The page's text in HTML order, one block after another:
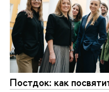
Постдок: как